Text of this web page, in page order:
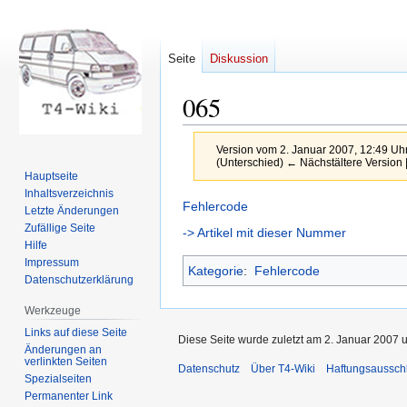
065
Version vom 2. Januar 2007, 12:49
(Unterschied) ← Nächstältere Version
Zur
Navigation
Zur
Suche
Fehlercode
-> Artikel mit dieser Nummer
Kategorie: Fehlercode
Seite Diskussion
Hauptseite
Inhaltsverzeichnis
Letzte Änderungen
Zufällige Seite
Hilfe
Impressum
Datenschutzerklärung
Werkzeuge
Links auf diese Seite
Änderungen an
verlinkten Seiten
Spezialseiten
Permanenter Link
Diese Seite wurde zuletzt am 2. Januar 2007
Datenschutz Über T4-Wiki